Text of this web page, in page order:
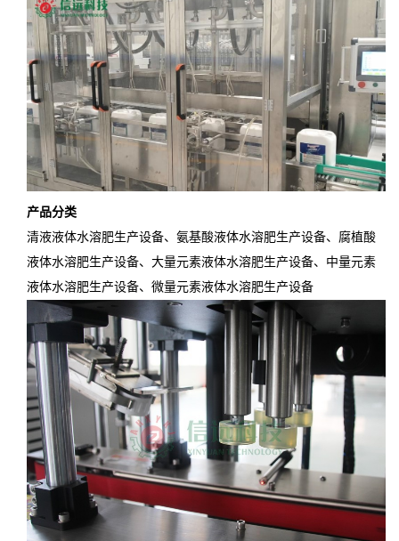
产品分类
清液液体水溶肥生产设备、氨基酸液体水溶肥生产设备、腐植酸
液体水溶肥生产设备、大量元素液体水溶肥生产设备、中量元素
液体水溶肥生产设备、微量元素液体水溶肥生产设备